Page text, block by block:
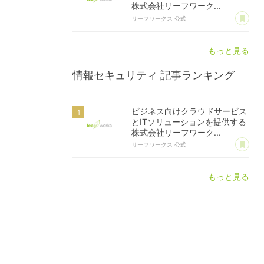
株式会社リーフワーク...
リーフワークス 公式 あ
もっと見る
情報セキュリティ 記事ランキング
ビジネス向けクラウドサービス
とITソリューションを提供する
株式会社リーフワーク...
リーフワークス 公式 あ
もっと見る